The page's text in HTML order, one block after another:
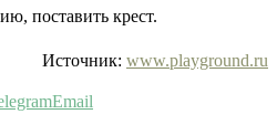
поставить крест.
Источник: www.playground.ru
Email